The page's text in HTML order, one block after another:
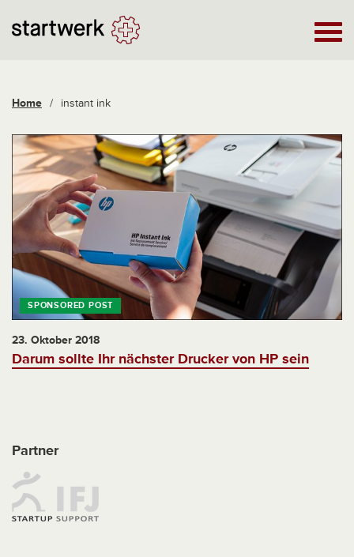
Home / instant ink
23. Oktober 2018
Darum sollte Ihr nächster Drucker von HP sein
Partner